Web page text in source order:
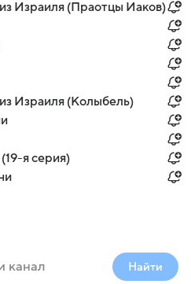
Израиля (Праотцы Иаков)
Израиля (Колыбель)
я серия)
Найти